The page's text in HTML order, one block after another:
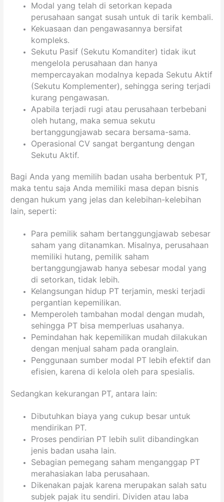
Modal yang telah di setorkan kepada
perusahaan sangat susah untuk di tarik kembali.
Kekuasaan dan pengawasannya bersifat
kompleks.
Sekutu Pasif (Sekutu Komanditer) tidak ikut
mengelola perusahaan dan hanya
mempercayakan modalnya kepada Sekutu Aktif
(Sekutu Komplementer), sehingga sering terjadi
kurang pengawasan.
Apabila terjadi rugi atau perusahaan terbebani
oleh hutang, maka semua sekutu
bertanggungjawab secara bersama-sama.
Operasional CV sangat bergantung dengan
Sekutu Aktif.
Bagi Anda yang memilih badan usaha berbentuk PT,
maka tentu saja Anda memiliki masa depan bisnis
dengan hukum yang jelas dan kelebihan-kelebihan
lain, seperti:
Para pemilik saham bertanggungjawab sebesar
saham yang ditanamkan. Misalnya, perusahaan
memiliki hutang, pemilik saham
bertanggungjawab hanya sebesar modal yang
di setorkan, tidak lebih.
Kelangsungan hidup PT terjamin, meski terjadi
pergantian kepemilikan.
Memperoleh tambahan modal dengan mudah,
sehingga PT bisa memperluas usahanya.
Pemindahan hak kepemilikan mudah dilakukan
dengan menjual saham pada oranglain.
Penggunaan sumber modal PT lebih efektif dan
efisien, karena di kelola oleh para spesialis.
Sedangkan kekurangan PT, antara lain:
Dibutuhkan biaya yang cukup besar untuk
mendirikan PT.
Proses pendirian PT lebih sulit dibandingkan
jenis badan usaha lain.
Sebagian pemegang saham menganggap PT
merahasiakan laba perusahaan.
Dikenakan pajak karena merupakan salah satu
subjek pajak itu sendiri. Dividen atau laba